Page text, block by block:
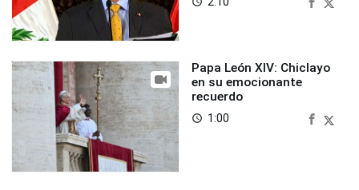
Papa León XIV: Chiclayo
en su emocionante
recuerdo
access_time 1:00